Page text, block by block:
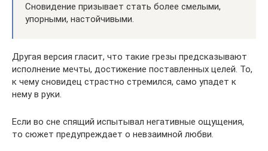
Сновидение призывает стать более смелыми,
упорными, настойчивыми.
Другая версия гласит, что такие грезы предсказывают
исполнение мечты, достижение поставленных целей. То,
к чему сновидец страстно стремился, само упадет к
нему в руки.
Если во сне спящий испытывал негативные ощущения,
то сюжет предупреждает о невзаимной любви.